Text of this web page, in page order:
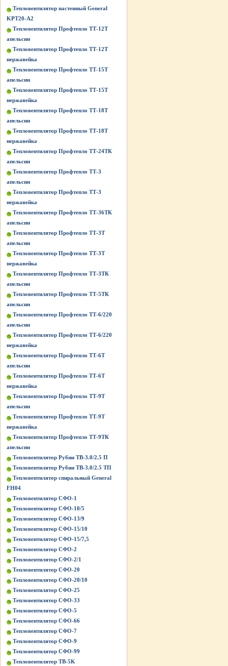
Тепловентилятор настенный General
KPT20-A2
Тепловентилятор Профтепло ТТ-12Т
апельсин
Тепловентилятор Профтепло ТТ-12Т
нержавейка
Тепловентилятор Профтепло ТТ-15Т
апельсин
Тепловентилятор Профтепло ТТ-15Т
нержавейка
Тепловентилятор Профтепло ТТ-18Т
апельсин
Тепловентилятор Профтепло ТТ-18Т
нержавейка
Тепловентилятор Профтепло ТТ-24ТК
апельсин
Тепловентилятор Профтепло ТТ-3
апельсин
Тепловентилятор Профтепло ТТ-3
нержавейка
Тепловентилятор Профтепло ТТ-36ТК
апельсин
Тепловентилятор Профтепло ТТ-3Т
апельсин
Тепловентилятор Профтепло ТТ-3Т
нержавейка
Тепловентилятор Профтепло ТТ-3ТК
апельсин
Тепловентилятор Профтепло ТТ-5ТК
апельсин
Тепловентилятор Профтепло ТТ-6/220
апельсин
Тепловентилятор Профтепло ТТ-6/220
нержавейка
Тепловентилятор Профтепло ТТ-6Т
апельсин
Тепловентилятор Профтепло ТТ-6Т
нержавейка
Тепловентилятор Профтепло ТТ-9Т
апельсин
Тепловентилятор Профтепло ТТ-9Т
нержавейка
Тепловентилятор Профтепло ТТ-9ТК
апельсин
Тепловентилятор Рубин ТВ-3.0/2.5 П
Тепловентилятор Рубин ТВ-3.0/2.5 ТП
Тепловентилятор спиральный General
FH04
Тепловентилятор СФО-1
Тепловентилятор СФО-10/5
Тепловентилятор СФО-13/9
Тепловентилятор СФО-15/10
Тепловентилятор СФО-15/7,5
Тепловентилятор СФО-2
Тепловентилятор СФО-2/1
Тепловентилятор СФО-20
Тепловентилятор СФО-20/10
Тепловентилятор СФО-25
Тепловентилятор СФО-33
Тепловентилятор СФО-5
Тепловентилятор СФО-66
Тепловентилятор СФО-7
Тепловентилятор СФО-9
Тепловентилятор СФО-99
Тепловентилятор ТВ-5K